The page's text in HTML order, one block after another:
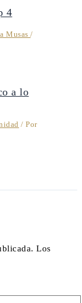
4
Musas/
a lo
/ Por
Los